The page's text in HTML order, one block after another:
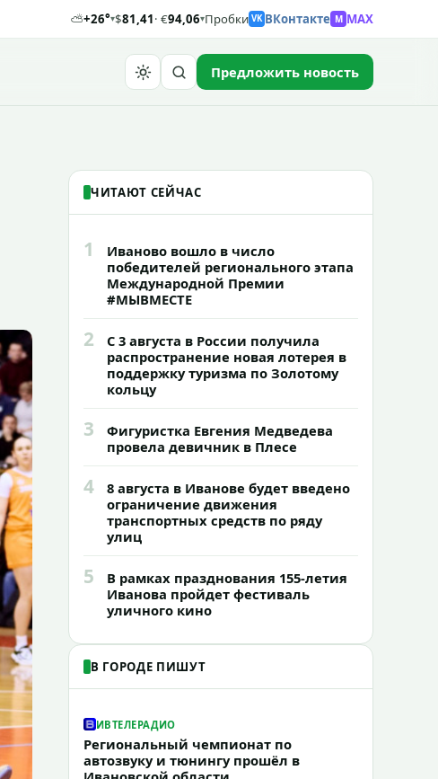
⛅+26°▾$81,41· €94,06▾Пробки VK ВКонтакте M MAX
Предложить новость
ЧИТАЮТ СЕЙЧАС
1
Иваново вошло в число
победителей регионального этапа
Международной Премии
#МЫВМЕСТЕ
2
С 3 августа в России получила
распространение новая лотерея в
поддержку туризма по Золотому
кольцу
3
Фигуристка Евгения Медведева
провела девичник в Плесе
4
8 августа в Иванове будет введено
ограничение движения
транспортных средств по ряду
улиц
5
В рамках празднования 155-летия
Иванова пройдет фестиваль
уличного кино
В ГОРОДЕ ПИШУТ
ИВТЕЛЕРАДИО
Региональный чемпионат по
автозвуку и тюнингу прошёл в